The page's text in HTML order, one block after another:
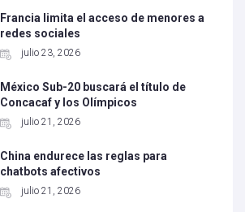
Francia limita el acceso de menores a
redes sociales
julio 23, 2026
México Sub-20 buscará el título de
Concacaf y los Olímpicos
julio 21, 2026
China endurece las reglas para
chatbots afectivos
julio 21, 2026